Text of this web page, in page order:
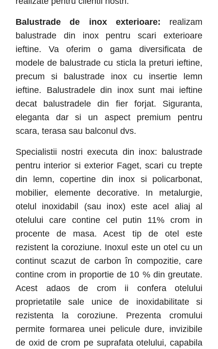
Balustrade de inox exterioare: realizam
balustrade din inox pentru scari exterioare
ieftine. Va oferim o gama diversificata de
modele de balustrade cu sticla la preturi ieftine,
precum si balustrade inox cu insertie lemn
ieftine. Balustradele din inox sunt mai ieftine
decat balustradele din fier forjat. Siguranta,
eleganta dar si un aspect premium pentru
scara, terasa sau balconul dvs.
Specialistii nostri executa din inox: balustrade
pentru interior si exterior Faget, scari cu trepte
din lemn, copertine din inox si policarbonat,
mobilier, elemente decorative. In metalurgie,
otelul inoxidabil (sau inox) este acel aliaj al
otelului care contine cel putin 11% crom in
procente de masa. Acest tip de otel este
rezistent la coroziune. Inoxul este un otel cu un
continut scazut de carbon în compozitie, care
contine crom in proportie de 10 % din greutate.
Acest adaos de crom ii confera otelului
proprietatile sale unice de inoxidabilitate si
rezistenta la coroziune. Prezenta cromului
permite formarea unei pelicule dure, invizibile
de oxid de crom pe suprafata otelului, capabila